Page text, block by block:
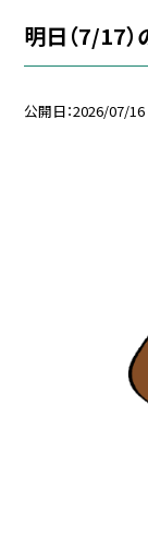
明日（7/17
公開日 2026/07/16